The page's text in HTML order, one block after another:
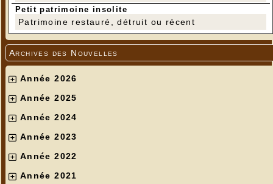
Petit patrimoine insolite
Patrimoine restauré, détruit ou récent
Archives des Nouvelles
Année 2026
Année 2025
Année 2024
Année 2023
Année 2022
Année 2021